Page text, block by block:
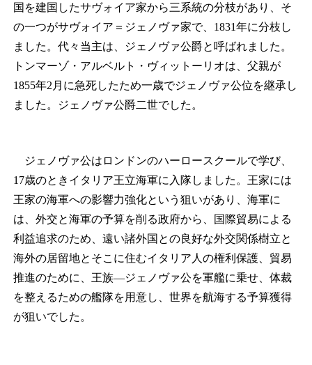
国を建国したサヴォイア家から三系統の分枝があり、そ
の一つがサヴォイア＝ジェノヴァ家で、1831年に分枝し
ました。代々当主は、ジェノヴァ公爵と呼ばれました。
トンマーゾ・アルベルト・ヴィットーリオは、父親が
1855年2月に急死したため一歳でジェノヴァ公位を継承し
ました。ジェノヴァ公爵二世でした。
ジェノヴァ公はロンドンのハーロースクールで学び、
17歳のときイタリア王立海軍に入隊しました。王家には
王家の海軍への影響力強化という狙いがあり、海軍に
は、外交と海軍の予算を削る政府から、国際貿易による
利益追求のため、遠い諸外国との良好な外交関係樹立と
海外の居留地とそこに住むイタリア人の権利保護、貿易
推進のために、王族―ジェノヴァ公を軍艦に乗せ、体裁
を整えるための艦隊を用意し、世界を航海する予算獲得
が狙いでした。